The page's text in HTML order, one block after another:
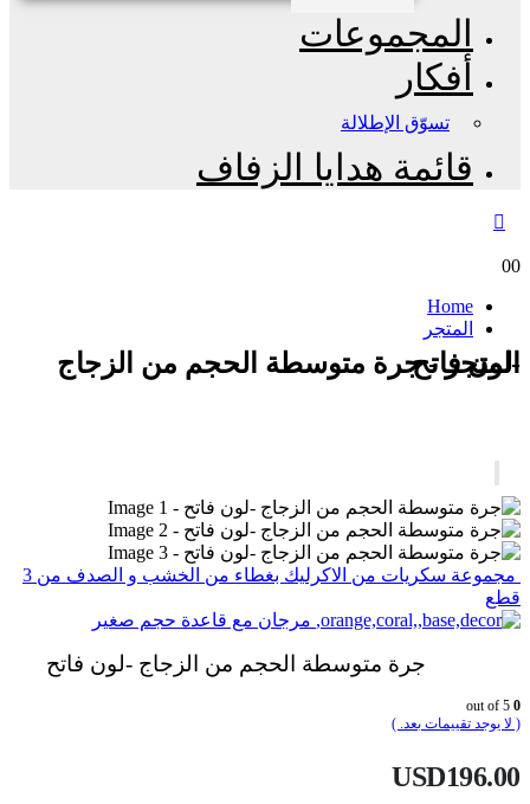
المجموعات
أفكار
تسوّق الإطلالة
قائمة هدايا الزفاف
00
Home
المتجر
المتجر - جرة متوسطة الحجم من الزجاج -لون فاتح
مجموعة سكريات من الاكرليك بغطاء من الخشب و الصدف من 3
قطع
مرجان مع قاعدة حجم صغير
جرة متوسطة الحجم من الزجاج -لون فاتح
0
( لا يوجد تقييمات بعد. )
USD196.00